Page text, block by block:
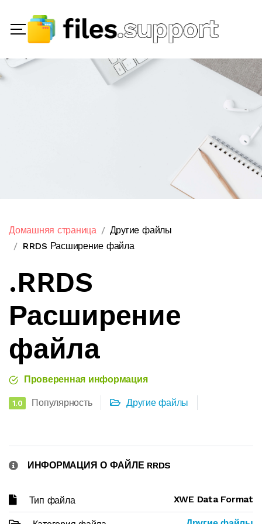
Домашняя страница
Другие файлы
RRDS Расширение файла
.RRDS
Расширение
файла
Проверенная информация
1.0 Популярность Другие файлы
ИНФОРМАЦИЯ О ФАЙЛЕ RRDS
Тип файла XWE Data Format